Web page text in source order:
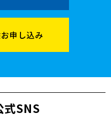
申し込み
式SNS